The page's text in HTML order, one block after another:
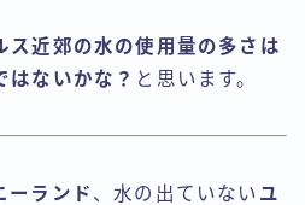
ス近郊の水の使用量の多さは
はないかな？ と思います。
ーランド 、水の出ていない ユ